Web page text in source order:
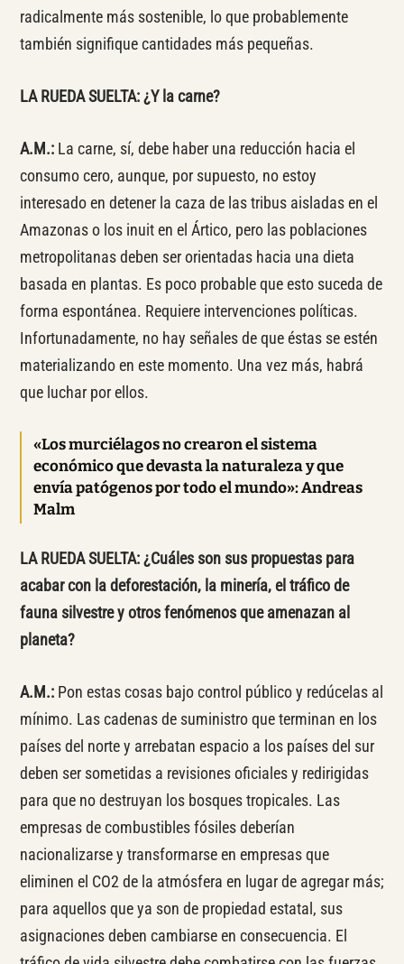
radicalmente más sostenible, lo que probablemente
también signifique cantidades más pequeñas.
LA RUEDA SUELTA:¿Y la carne?
A.M.:La carne, sí, debe haber una reducción hacia el
consumo cero, aunque, por supuesto, no estoy
interesado en detener la caza de las tribus aisladas en el
Amazonas o los inuit en el Ártico, pero las poblaciones
metropolitanas deben ser orientadas hacia una dieta
basada en plantas. Es poco probable que esto suceda de
forma espontánea. Requiere intervenciones políticas.
Infortunadamente, no hay señales de que éstas se estén
materializando en este momento. Una vez más, habrá
que luchar por ellos.
«Los murciélagos no crearon el sistema
económico que devasta la naturaleza y que
envía patógenos por todo el mundo»: Andreas
Malm
LA RUEDA SUELTA: ¿Cuáles son sus propuestas para
acabar con la deforestación, la minería, el tráfico de
fauna silvestre y otros fenómenos que amenazan al
planeta?
A.M.:Pon estas cosas bajo control público y redúcelas al
mínimo. Las cadenas de suministro que terminan en los
países del norte y arrebatan espacio a los países del sur
deben ser sometidas a revisiones oficiales y redirigidas
para que no destruyan los bosques tropicales. Las
empresas de combustibles fósiles deberían
nacionalizarse y transformarse en empresas que
eliminen el CO2 de la atmósfera en lugar de agregar más;
para aquellos que ya son de propiedad estatal, sus
asignaciones deben cambiarse en consecuencia. El